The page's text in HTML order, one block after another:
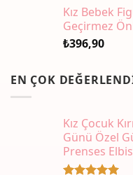
aldı
Kız Bebek
Geçirmez
₺396,90
EN ÇOK
Kız Çocuk
Günü Özel
Prenses